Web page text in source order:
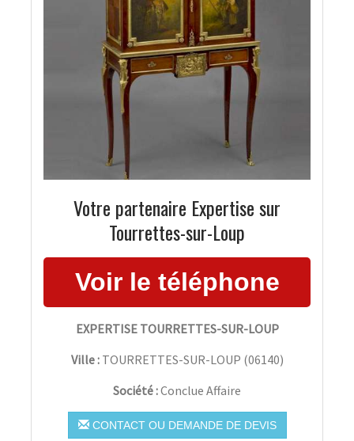
Votre partenaire Expertise sur
Tourrettes-sur-Loup
EXPERTISE TOURRETTES-SUR-LOUP
Ville : TOURRETTES-SUR-LOUP (06140)
Société :Conclue Affaire
CONTACT OU DEMANDE DE DEVIS